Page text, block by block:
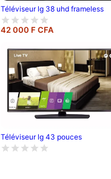
Téléviseur lg 38 uhd frameless
42 000 F CFA
Téléviseur lg 43 pouces